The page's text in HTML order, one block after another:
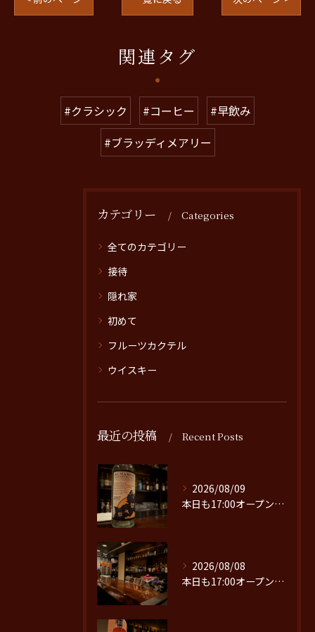
関連タグ
#クラシック #コーヒー
#早飲み
#ブラッディメアリー
カテゴリー Categories
全てのカテゴリー
接待
隠れ家
初めて
フルーツカクテル
ウイスキー
最近の投稿 Recent Posts
2026/08/09
本日も17:00オープンです。
2026/08/08
本日も17:00オープンです。